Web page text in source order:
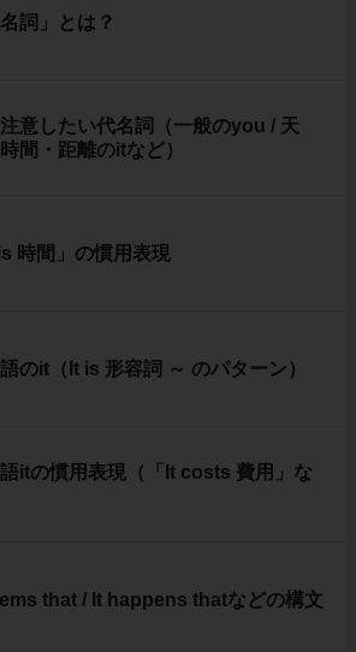
名詞」とは？
意したい代名詞（一般のyou / 天
間・距離のitなど）
is 時間」の慣用表現
のit（It is 形容詞 ～ のパターン）
itの慣用表現（「It costs 費用」な
that / It happens thatなどの構文